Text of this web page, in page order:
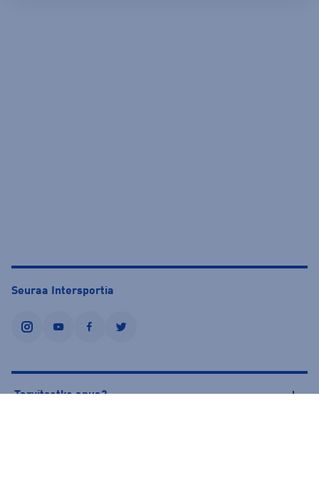
Seuraa Intersportia
instagramyoutubefacebooktwitter
Tarvitsetko apua?